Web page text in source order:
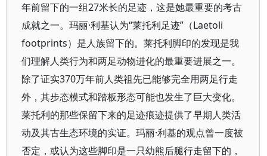
年前留下的一组27米长的足迹，这是她最重要的考古
成就之一。玛丽·利基认为“莱托利足迹”（Laetoli
footprints）是人族留下的。莱托利脚印的发现是我
们理解人类行为和两足动物进化的最重要进展之一。
除了证实370万年前人类祖先已能够完全用两足行走
外，其步态模式和踏板形态可能也发生了巨大变化。
莱托利的那些保留下来的足迹痕迹提供了早期人类活
动及其古生态环境的实证。玛丽·利基的观点曾一度被
否定，或认为这些脚印是一只幼熊后腿行走留下的，